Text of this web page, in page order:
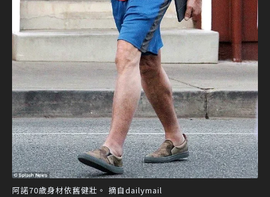
阿諾70歲身材依舊健壯。 摘自dailymail